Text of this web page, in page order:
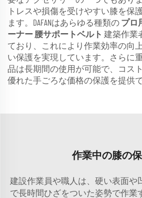
トレスや損傷を受けやすい膝を保
ます。DAFANはあらゆる種類の プロ
ーナー 腰サポートベルト 建築作業
ており、これにより作業効率の向
い保護を実現しています。さらに重
品は長期間の使用が可能で、コス
優れた手ごろな価格の保護を提供
作業中の膝の
建設作業員や職人は、硬い表面や
で長時間ひざをついた姿勢で作業